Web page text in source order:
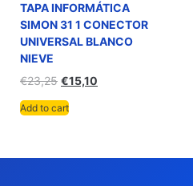
TAPA INFORMÁTICA
SIMON 31 1 CONECTOR
UNIVERSAL BLANCO
NIEVE
€23,25 €15,10
Add to cart